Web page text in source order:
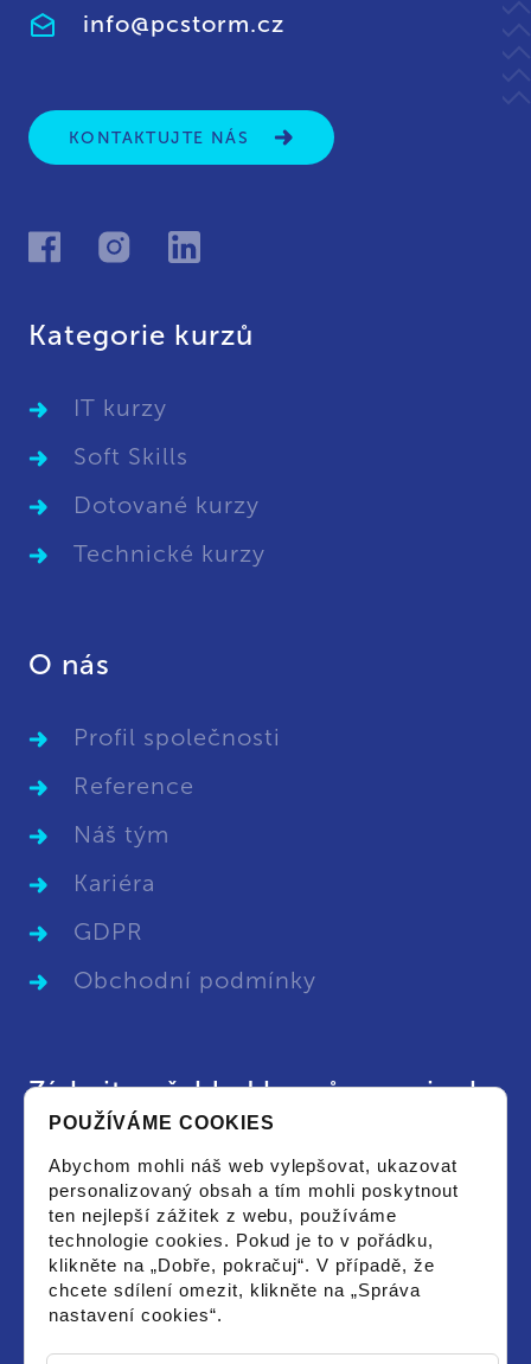
info@pcstorm.cz
KONTAKTUJTE NÁS
Kategorie kurzů
IT kurzy
Soft Skills
Dotované kurzy
Technické kurzy
O nás
Profil společnosti
Reference
Náš tým
Kariéra
GDPR
Obchodní podmínky
Získejte přehled kurzů a novinek
či novinkami a souhlasím se zpracováním
osobních údajů pro tyto účely.
POUŽÍVÁME COOKIES
Abychom mohli náš web vylepšovat, ukazovat
personalizovaný obsah a tím mohli poskytnout
ten nejlepší zážitek z webu, používáme
technologie cookies. Pokud je to v pořádku,
klikněte na „Dobře, pokračuj“. V případě, že
chcete sdílení omezit, klikněte na „Správa
nastavení cookies“.